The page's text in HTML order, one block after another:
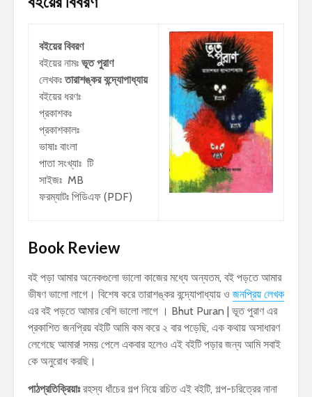
বইয়ের বিবরণ
বইয়ের নামঃ ভূত পুরাণ
লেখকঃতারাশঙ্কর বন্দ্যোপাধ্যায়
বইয়ের ধরণঃ
প্রকাশকঃ
প্রকাশকালঃ
ভাষাঃ বাংলা
পাতা সংখ্যাঃ টি
সাইজঃ MB
ফরম্যাটঃ পিডিএফ (PDF)
Book Review
বই পড়া আমার অনেকগুলো ভালো কাজের মধ্যে অন্যতম, বই পড়তে আমার
ভীষণ ভালো লাগে। বিশেষ করে তারাশঙ্কর বন্দ্যোপাধ্যায় ও জনপ্রিয় লেখক
এর বই পড়তে আমার বেশি ভালো লাগে । Bhut Puran | ভূত পুরাণ এর
প্রকাশিত জনপ্রিয় বইটি আমি কম করে ২ বার পড়েছি, এক কথায় অসাধারণ
লেগেছে আমার! সময় পেলে একবার হলেও এই বইটি পড়ার জন্য আমি সবাই
কে অনুরোধ করছি।
পাঠপ্রতিক্রিয়াঃরহস্য ধাঁচের গল্প নিয়ে রচিত এই বইটি, গল্প-চরিত্রের নানা